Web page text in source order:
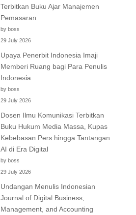
Terbitkan Buku Ajar Manajemen
Pemasaran
by boss
29 July 2026
Upaya Penerbit Indonesia Imaji
Memberi Ruang bagi Para Penulis
Indonesia
by boss
29 July 2026
Dosen Ilmu Komunikasi Terbitkan
Buku Hukum Media Massa, Kupas
Kebebasan Pers hingga Tantangan
AI di Era Digital
by boss
29 July 2026
Undangan Menulis Indonesian
Journal of Digital Business,
Management, and Accounting